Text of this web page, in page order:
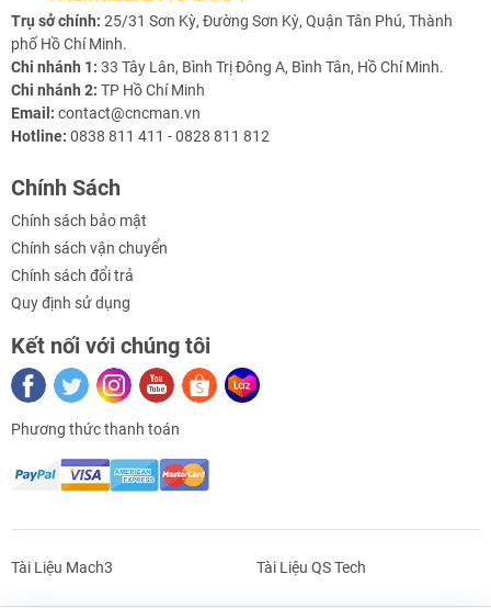
Bơm nước lưu lượng phù hợp cho ống CO₂
Thiết kế gọn nhẹ, dễ lắp đặt – bảo trì
Sử dụng môi chất lạnh phổ biến, dễ thay thế
nướcCW-5000
Hạng mục
Nguồn điện
Dòng làm việc
Công suất làm mát
danh nghĩa
2559 Btu/h ≈ 0,75 kW ≈ 644
Kcal/giờ
Công suất bơm
Trụ sở chính: 25/31 Sơn Kỳ, Đường Sơn Kỳ, Quận Tân Phú, Thành
phố Hồ Chí Minh.
Chi nhánh 1: 33 Tây Lân, Bình Trị Đông A, Bình Tân, Hồ Chí Minh.
Chi nhánh 2: TP Hồ Chí Minh
Email: contact@cncman.vn
Hotline: 0838 811 411 - 0828 811 812
Chính Sách
Chính sách bảo mật
Chính sách vận chuyển
Chính sách đổi trả
Quy định sử dụng
Kết nối với chúng tôi
Phương thức thanh toán
Tài Liệu Mach3 Tài Liệu QS Tech